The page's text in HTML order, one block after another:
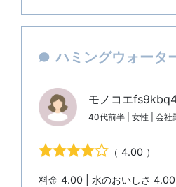
ハミングウォータ
モノコエ
40代前半 | 女性 | 会社
（ 4.00 ）
料金 4.00 | 水のおいしさ